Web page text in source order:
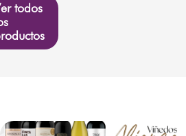
todos